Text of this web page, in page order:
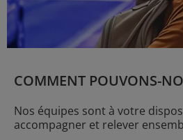
COMMENT POUVONS-
Nos équipes sont à votre
accompagner et relever